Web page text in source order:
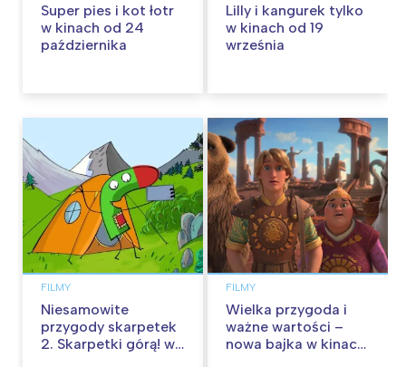
Super pies i kot łotr
w kinach od 24
października
Lilly i kangurek tylko
w kinach od 19
września
FILMY
Niesamowite
przygody skarpetek
2. Skarpetki górą! w
FILMY
Wielka przygoda i
ważne wartości –
nowa bajka w kinach